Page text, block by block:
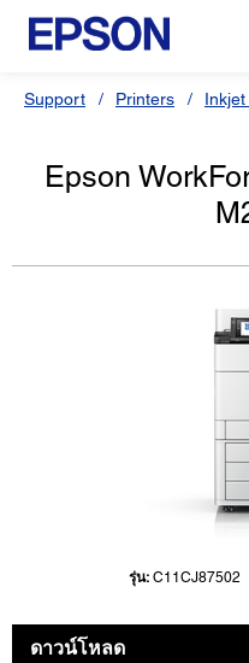
Support Printers
Epson
รุ่น: C11CJ87502
ดาวน์โหลด